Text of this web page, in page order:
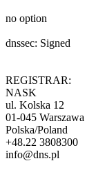
no option
dnssec: Signed
REGISTRAR:
NASK
ul. Kolska 12
01-045 Warszawa
Polska/Poland
+48.22 3808300
info@dns.pl